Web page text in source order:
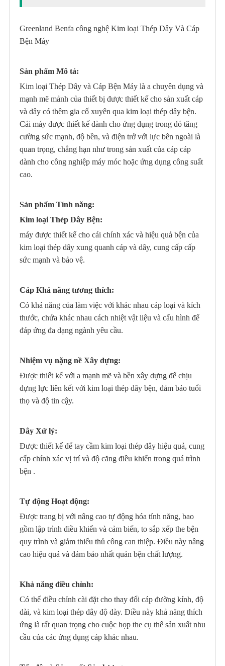
Greenland Benfa công nghệ Kim loại Thép Dây Và Cáp
Bện Máy
Sản phẩm Mô tả:
Kim loại Thép Dây và Cáp Bện Máy là a chuyên dụng và
mạnh mẽ mảnh của thiết bị được thiết kế cho sản xuất cáp
và dây có thêm gia cố xuyên qua kim loại thép dây bện.
Cái máy được thiết kế dành cho ứng dụng trong đó tăng
cường sức mạnh, độ bền, và điện trở với lực bên ngoài là
quan trọng, chẳng hạn như trong sản xuất của cáp cáp
dành cho công nghiệp máy móc hoặc ứng dụng công suất
cao.
Sản phẩm Tính năng:
Kim loại Thép Dây Bện:
máy được thiết kế cho cái chính xác và hiệu quả bện của
kim loại thép dây xung quanh cáp và dây, cung cấp cấp
sức mạnh và bảo vệ.
Cáp Khả năng tương thích:
Có khả năng của làm việc với khác nhau cáp loại và kích
thước, chứa khác nhau cách nhiệt vật liệu và cấu hình để
đáp ứng đa dạng ngành yêu cầu.
Nhiệm vụ nặng nề Xây dựng:
Được thiết kế với a mạnh mẽ và bền xây dựng để chịu
đựng lực liên kết với kim loại thép dây bện, đảm bảo tuổi
thọ và độ tin cậy.
Dây Xử lý:
Được thiết kế để tay cầm kim loại thép dây hiệu quả, cung
cấp chính xác vị trí và độ căng điều khiển trong quá trình
bện .
Tự động Hoạt động:
Được trang bị với nâng cao tự động hóa tính năng, bao
gồm lập trình điều khiển và cảm biến, to sắp xếp the bện
quy trình và giảm thiểu thủ công can thiệp. Điều này nâng
cao hiệu quả và đảm bảo nhất quán bện chất lượng.
Khả năng điều chỉnh:
Có thể điều chỉnh cài đặt cho thay đổi cáp đường kính, độ
dài, và kim loại thép dây độ dày. Điều này khả năng thích
ứng là rất quan trọng cho cuộc họp the cụ thể sản xuất nhu
cầu của các ứng dụng cáp khác nhau.